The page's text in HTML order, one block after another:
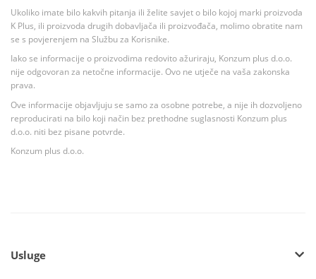
Ukoliko imate bilo kakvih pitanja ili želite savjet o bilo kojoj marki proizvoda
K Plus, ili proizvoda drugih dobavljača ili proizvođača, molimo obratite nam
se s povjerenjem na Službu za Korisnike.
Iako se informacije o proizvodima redovito ažuriraju, Konzum plus d.o.o.
nije odgovoran za netočne informacije. Ovo ne utječe na vaša zakonska
prava.
Ove informacije objavljuju se samo za osobne potrebe, a nije ih dozvoljeno
reproducirati na bilo koji način bez prethodne suglasnosti Konzum plus
d.o.o. niti bez pisane potvrde.
Konzum plus d.o.o.
Usluge